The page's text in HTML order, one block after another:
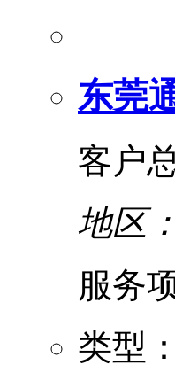
东莞
客户
地区
服务
类型